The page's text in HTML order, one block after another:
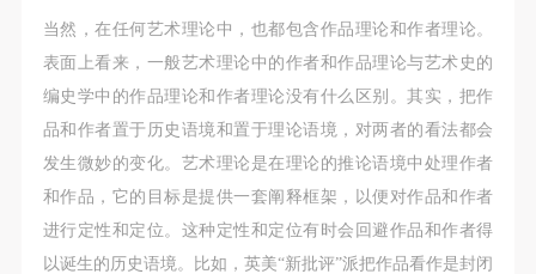
当然，在任何艺术理论中，也都包含作品理论和作者理论。
表面上看来，一般艺术理论中的作者和作品理论与艺术史的
编史学中的作品理论和作者理论没有什么区别。其实，把作
品和作者置于历史语境和置于理论语境，对两者的看法都会
发生微妙的变化。艺术理论是在理论的推论语境中处理作者
和作品，它的目标是提供一套阐释框架，以便对作品和作者
进行定性和定位。这种定性和定位有时会回避作品和作者得
以诞生的历史语境。比如，英美“新批评”派把作品看作是封闭
中央美术学院美术馆活动安全免责协议书
第一条
本次活动公平公正、自愿参加与退出、风险与责任自
负的原则。但活动有风险，参加者应有必要的风险意
识。
第二条
参加本次活动者必须遵守中华人民共和国的相关法
律、法规，必须遵循道德和社会公德规范，并应该具
中央美术学院美术馆活动安全免责协议书
第一条
本次活动公平公正、自愿参加与退出、风险与责任自
负的原则。但活动有风险，参加者应有必要的风险意
识。
第二条
参加本次活动者必须遵守中华人民共和国的相关法
律、法规，必须遵循道德和社会公德规范，并应该具
中央美术学院美术馆活动安全免责协议书
第一条
本次活动公平公正、自愿参加与退出、风险与责任自
负的原则。但活动有风险，参加者应有必要的风险意
识。
第二条
参加本次活动者必须遵守中华人民共和国的相关法
律、法规，必须遵循道德和社会公德规范，并应该具